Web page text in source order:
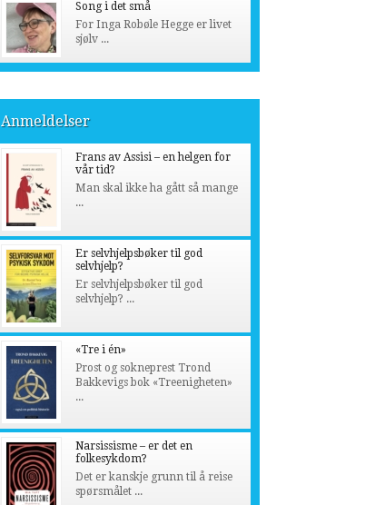
Song i det små
For Inga Robøle Hegge er livet
sjølv ...
Anmeldelser
Frans av Assisi – en helgen for
vår tid?
Man skal ikke ha gått så mange
...
Er selvhjelpsbøker til god
selvhjelp?
Er selvhjelpsbøker til god
selvhjelp? ...
«Tre i én»
Prost og sokneprest Trond
Bakkevigs bok «Treenigheten»
...
Narsissisme – er det en
folkesykdom?
Det er kanskje grunn til å reise
spørsmålet ...